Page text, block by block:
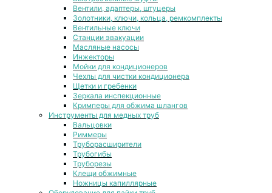
Вентили, адаптеры, штуцеры
Золотники, ключи, кольца, ремкомплекты
Вентильные ключи
Станции эвакуации
Масляные насосы
Инжекторы
Мойки для кондиционеров
Чехлы для чистки кондиционера
Щетки и гребенки
Зеркала инспекционные
Кримперы для обжима шлангов
Инструменты для медных труб
Вальцовки
Риммеры
Труборасширители
Трубогибы
Труборезы
Клещи обжимные
Ножницы капиллярные